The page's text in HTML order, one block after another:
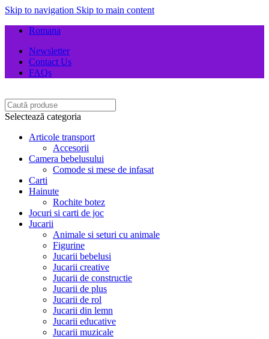
Skip to navigation Skip to main content
Romana
Newsletter
Contact Us
FAQs
Selectează categoria
Articole transport
Accesorii
Camera bebelusului
Comode si mese de infasat
Carti
Hainute
Rochite botez
Jocuri si carti de joc
Jucarii
Animale si seturi cu animale
Figurine
Jucarii bebelusi
Jucarii creative
Jucarii de constructie
Jucarii de plus
Jucarii de rol
Jucarii din lemn
Jucarii educative
Jucarii muzicale